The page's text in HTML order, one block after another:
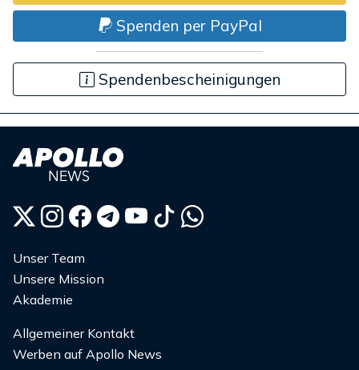
Spenden per PayPal
Spendenbescheinigungen
Unser Team
Unsere Mission
Akademie
Allgemeiner Kontakt
Werben auf Apollo News